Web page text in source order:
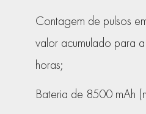
Contagem de pulsos
valor acumulado para
horas;
Bateria de 8500 mAh